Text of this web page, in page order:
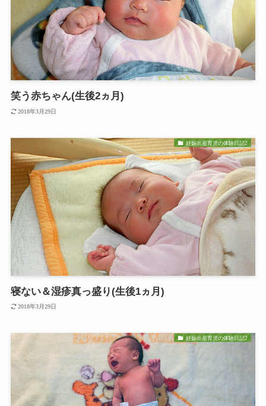
笑う赤ちゃん(生後2ヵ月)
2018年3月29日
妊娠出産育児の体験日記2
寝ない＆湿疹真っ盛り(生後1ヵ月)
2018年3月29日
妊娠出産育児の体験日記2